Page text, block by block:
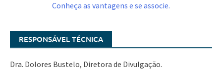
Conheça as vantagens e se associe.
RESPONSÁVEL TÉCNICA
Dra. Dolores Bustelo, Diretora de Divulgação.